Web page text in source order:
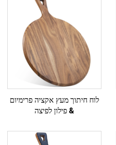
לוח חיתוך מעץ אקציה פרימיום
& פילון לפיצה